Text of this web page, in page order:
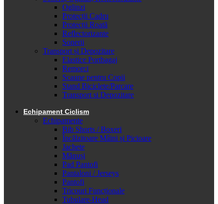
Oglinzi
Protecții Cadru
Protecții Roată
Reflectorizante
Sonerii
Transport și Depozitare
Elastice Portbagaj
Remorci
Scaune pentru Copii
Stand Biciclete/Parcare
Transport si Depozitare
Echipament Ciclism
Echipamente
Bib Shorts / Boxeri
Încălzitoare Mâini și Picioare
Jachete
Mănuși
Pad Pantofi
Pantaloni / Jerseys
Pantofi
Tricouri Funcționale
Tubulare-Head